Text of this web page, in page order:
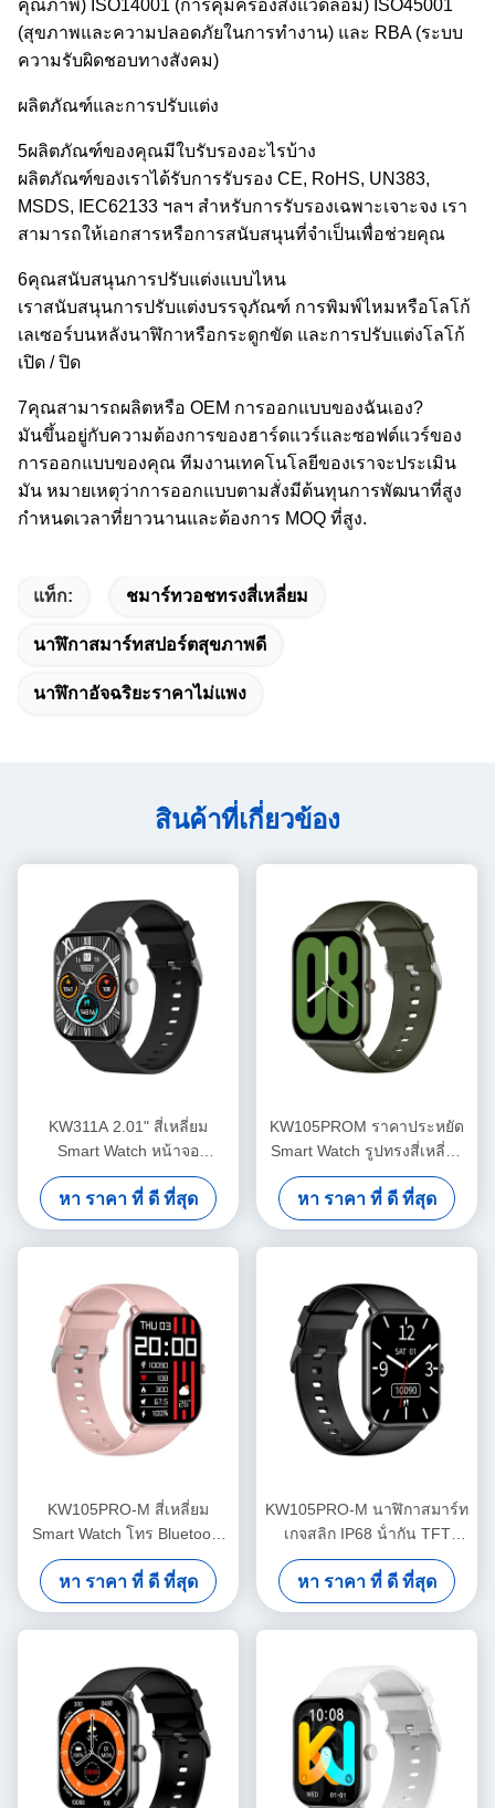
คุณภาพ) ISO14001 (การคุ้มครองสิ่งแวดล้อม) ISO45001
(สุขภาพและความปลอดภัยในการทํางาน) และ RBA (ระบบ
ความรับผิดชอบทางสังคม)
ผลิตภัณฑ์และการปรับแต่ง
5ผลิตภัณฑ์ของคุณมีใบรับรองอะไรบ้าง
ผลิตภัณฑ์ของเราได้รับการรับรอง CE, RoHS, UN383,
MSDS, IEC62133 ฯลฯ สําหรับการรับรองเฉพาะเจาะจง เรา
สามารถให้เอกสารหรือการสนับสนุนที่จําเป็นเพื่อช่วยคุณ
6คุณสนับสนุนการปรับแต่งแบบไหน
เราสนับสนุนการปรับแต่งบรรจุภัณฑ์ การพิมพ์ไหมหรือโลโก้
เลเซอร์บนหลังนาฬิกาหรือกระดูกขัด และการปรับแต่งโลโก้
เปิด / ปิด
7คุณสามารถผลิตหรือ OEM การออกแบบของฉันเอง?
มันขึ้นอยู่กับความต้องการของฮาร์ดแวร์และซอฟต์แวร์ของ
การออกแบบของคุณ ทีมงานเทคโนโลยีของเราจะประเมิน
มัน หมายเหตุว่าการออกแบบตามสั่งมีต้นทุนการพัฒนาที่สูง
กําหนดเวลาที่ยาวนานและต้องการ MOQ ที่สูง.
แท็ก: ชมาร์ทวอชทรงสี่เหลี่ยม
นาฬิกาสมาร์ทสปอร์ตสุขภาพดี
นาฬิกาอัจฉริยะราคาไม่แพง
สินค้าที่เกี่ยวข้อง
KW311A 2.01" สี่เหลี่ยม
Smart Watch หน้าจอ
AMOLED กันน้ํา IP68
หา ราคา ที่ ดี ที่สุด
KW105PROM ราคาประหยัด
Smart Watch รูปทรงสี่เหลี่ยม
Smartwatch สําคัญ IP68 กัน
น้ํา
หา ราคา ที่ ดี ที่สุด
KW105PRO-M สี่เหลี่ยม
Smart Watch โทร Bluetooth
Smart Watch ภาพแสดง
หา ราคา ที่ ดี ที่สุด
KW105PRO-M นาฬิกาสมาร์ท
เกจสลิก IP68 น้ํากัน TFT
Display นาฬิกาสมาร์ท
หา ราคา ที่ ดี ที่สุด